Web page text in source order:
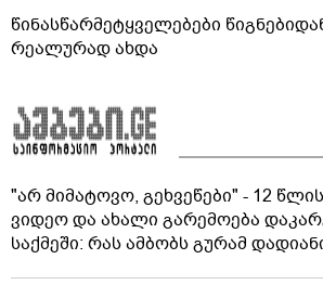
წინასწარმეტყველებები
რეალურად ახდა
"არ მიმატოვო, გეხვეწები" - 12
ვიდეო და ახალი გარემოება
საქმეში: რას ამბობს გურამ